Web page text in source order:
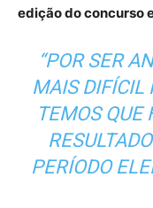
edição do concurso
“POR SER
MAIS DIFÍCIL
TEMOS QUE
PERÍODO